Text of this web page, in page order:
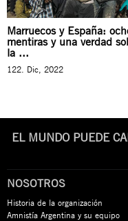
Marruecos y España:
mentiras y una verdad
la ...
122. Dic, 2022
EL MUNDO PUEDE
NOSOTROS
Historia de la organización
Amnistía Argentina y su equipo